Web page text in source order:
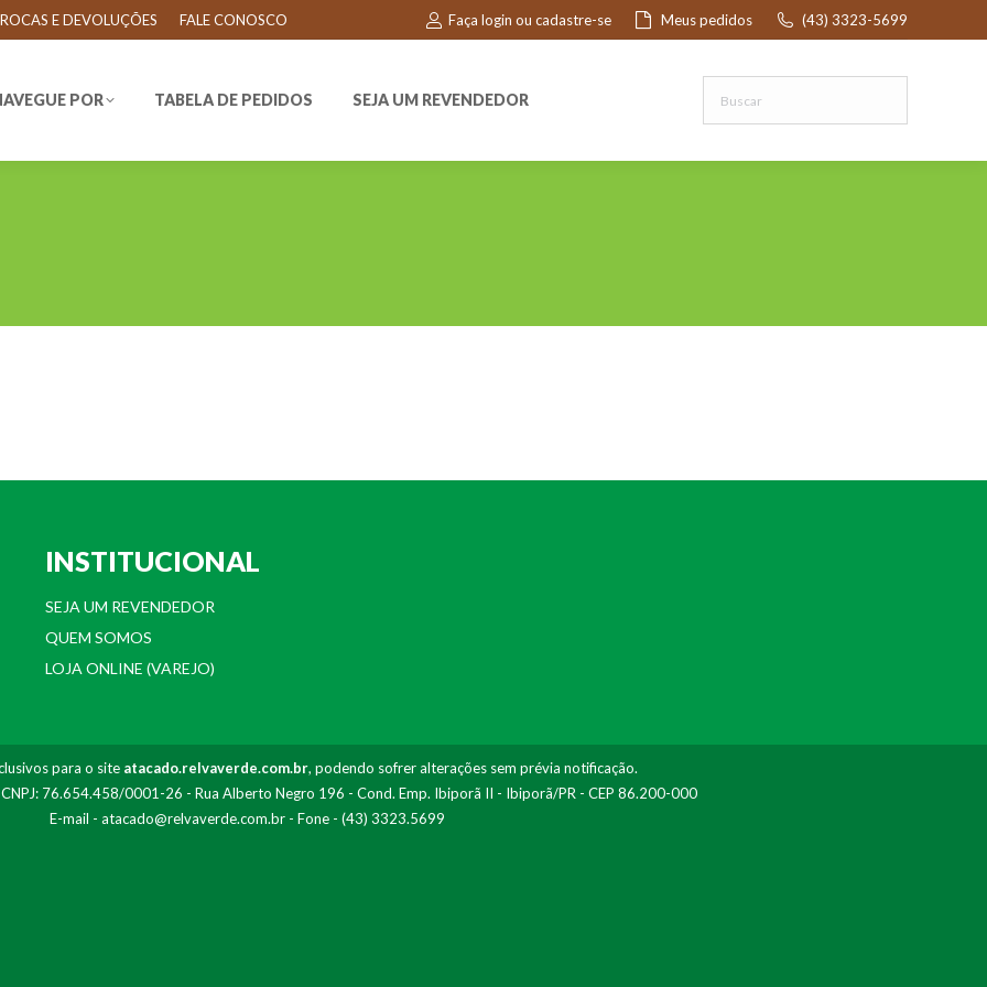
E DEVOLUÇÕES FALE CONOSCO Faça login ou cadastre-se Meus pedidos (43) 3323-5699
POR TABELA DE PEDIDOS SEJA UM REVENDEDOR
INSTITUCIONAL
SEJA UM REVENDEDOR
QUEM SOMOS
LOJA ONLINE (VAREJO)
para o site atacado.relvaverde.com.br, podendo sofrer alterações sem prévia notificação.
CNPJ: 76.654.458/0001-26 - Rua Alberto Negro 196 - Cond. Emp. Ibiporã II - Ibiporã/PR - CEP 86.200-000
E-mail - atacado@relvaverde.com.br- Fone - (43) 3323.5699
POR TABELA DE PEDIDOS SEJA UM REVENDEDOR